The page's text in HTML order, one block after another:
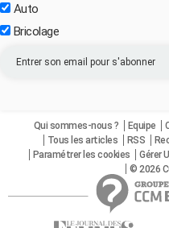
Auto
Bricolage
Qui sommes-nous ? Equipe
Tous les articles
RSS
Paramétrer les cookies
Gérer
© 2026